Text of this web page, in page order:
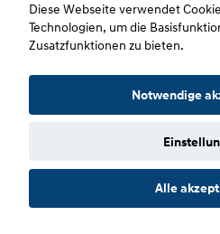
Copyright © 2026.
Datenschutz
Diese Webseite verwendet
Technologien, um die
Zusatzfunktionen zu bieten.
Notwendige
Alle